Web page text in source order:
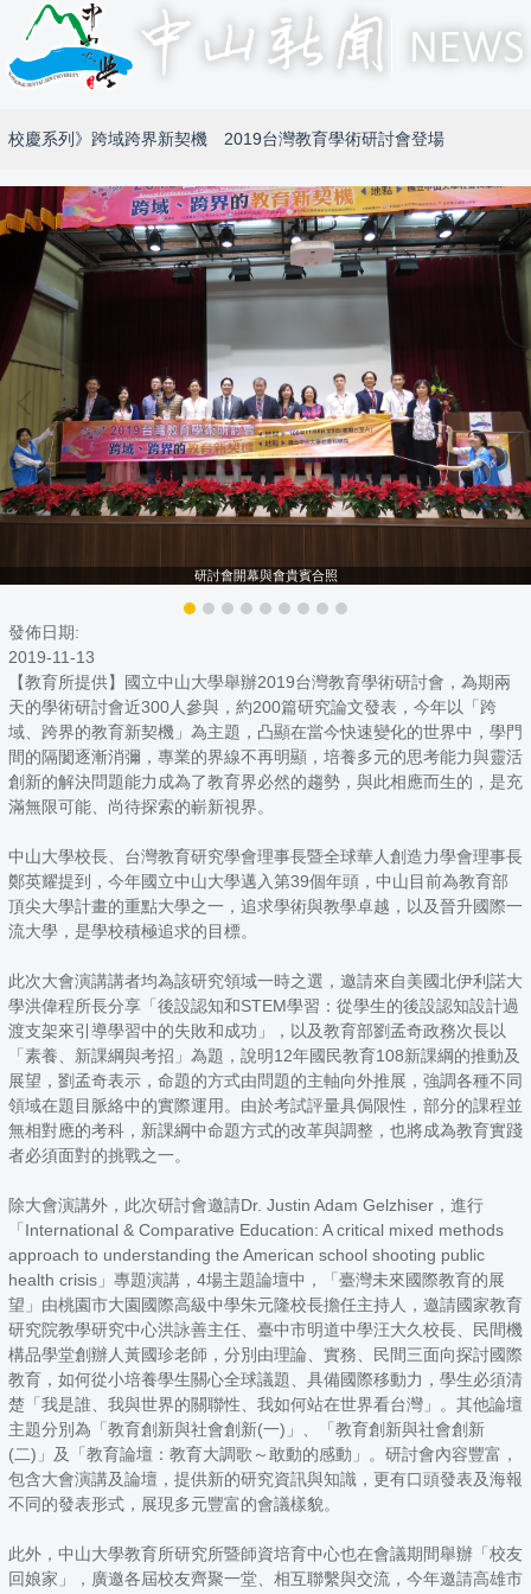
校慶系列》跨域跨界新契機 2019台灣教育學術研討會登場
研討會開幕與會貴賓合照
發佈日期:
2019-11-13
【教育所提供】國立中山大學舉辦2019台灣教育學術研討會，為期兩
天的學術研討會近300人參與，約200篇研究論文發表，今年以「跨
域、跨界的教育新契機」為主題，凸顯在當今快速變化的世界中，學門
間的隔閡逐漸消彌，專業的界線不再明顯，培養多元的思考能力與靈活
創新的解決問題能力成為了教育界必然的趨勢，與此相應而生的，是充
滿無限可能、尚待探索的嶄新視界。
中山大學校長、台灣教育研究學會理事長暨全球華人創造力學會理事長
鄭英耀提到，今年國立中山大學邁入第39個年頭，中山目前為教育部
頂尖大學計畫的重點大學之一，追求學術與教學卓越，以及晉升國際一
流大學，是學校積極追求的目標。
此次大會演講講者均為該研究領域一時之選，邀請來自美國北伊利諾大
學洪偉程所長分享「後設認知和STEM學習：從學生的後設認知設計過
渡支架來引導學習中的失敗和成功」，以及教育部劉孟奇政務次長以
「素養、新課綱與考招」為題，說明12年國民教育108新課綱的推動及
展望，劉孟奇表示，命題的方式由問題的主軸向外推展，強調各種不同
領域在題目脈絡中的實際運用。由於考試評量具侷限性，部分的課程並
無相對應的考科，新課綱中命題方式的改革與調整，也將成為教育實踐
者必須面對的挑戰之一。
除大會演講外，此次研討會邀請Dr. Justin Adam Gelzhiser，進行
「International & Comparative Education: A critical mixed methods
approach to understanding the American school shooting public
health crisis」專題演講，4場主題論壇中，「臺灣未來國際教育的展
望」由桃園市大園國際高級中學朱元隆校長擔任主持人，邀請國家教育
研究院教學研究中心洪詠善主任、臺中市明道中學汪大久校長、民間機
構品學堂創辦人黃國珍老師，分別由理論、實務、民間三面向探討國際
教育，如何從小培養學生關心全球議題、具備國際移動力，學生必須清
楚「我是誰、我與世界的關聯性、我如何站在世界看台灣」。其他論壇
主題分別為「教育創新與社會創新(一)」、「教育創新與社會創新
(二)」及「教育論壇：教育大調歌～敢動的感動」。研討會內容豐富，
包含大會演講及論壇，提供新的研究資訊與知識，更有口頭發表及海報
不同的發表形式，展現多元豐富的會議樣貌。
此外，中山大學教育所研究所暨師資培育中心也在會議期間舉辦「校友
回娘家」，廣邀各屆校友齊聚一堂、相互聯繫與交流，今年邀請高雄市